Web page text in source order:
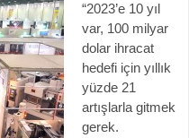
“2023’e 10 yıl
var, 100 milyar
dolar ihracat
hedefi için yıllık
yüzde 21
artışlarla gitmek
gerek.